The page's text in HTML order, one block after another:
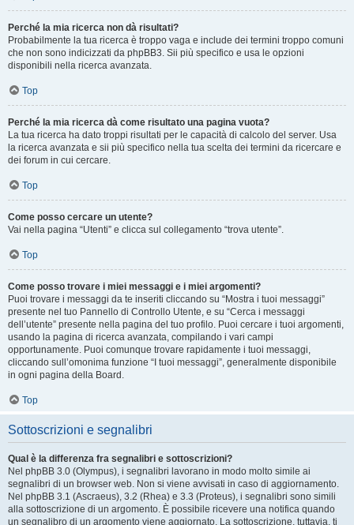
Perché la mia ricerca non dà risultati?
Probabilmente la tua ricerca è troppo vaga e include dei termini troppo comuni
che non sono indicizzati da phpBB3. Sii più specifico e usa le opzioni
disponibili nella ricerca avanzata.
Top
Perché la mia ricerca dà come risultato una pagina vuota?
La tua ricerca ha dato troppi risultati per le capacità di calcolo del server. Usa
la ricerca avanzata e sii più specifico nella tua scelta dei termini da ricercare e
dei forum in cui cercare.
Top
Come posso cercare un utente?
Vai nella pagina “Utenti” e clicca sul collegamento “trova utente”.
Top
Come posso trovare i miei messaggi e i miei argomenti?
Puoi trovare i messaggi da te inseriti cliccando su “Mostra i tuoi messaggi”
presente nel tuo Pannello di Controllo Utente, e su “Cerca i messaggi
dell’utente” presente nella pagina del tuo profilo. Puoi cercare i tuoi argomenti,
usando la pagina di ricerca avanzata, compilando i vari campi
opportunamente. Puoi comunque trovare rapidamente i tuoi messaggi,
cliccando sull’omonima funzione “I tuoi messaggi”, generalmente disponibile
in ogni pagina della Board.
Top
Sottoscrizioni e segnalibri
Qual è la differenza fra segnalibri e sottoscrizioni?
Nel phpBB 3.0 (Olympus), i segnalibri lavorano in modo molto simile ai
segnalibri di un browser web. Non si viene avvisati in caso di aggiornamento.
Nel phpBB 3.1 (Ascraeus), 3.2 (Rhea) e 3.3 (Proteus), i segnalibri sono simili
alla sottoscrizione di un argomento. È possibile ricevere una notifica quando
un segnalibro di un argomento viene aggiornato. La sottoscrizione, tuttavia, ti